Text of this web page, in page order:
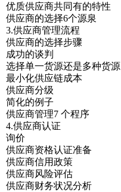
优质供应商共同有的特性
供应商的选择6个源泉
3.供应商管理流程
供应商的选择步骤
成功的谈判
选择单一货源还是多种货源
最小化供应链成本
供应商分级
简化的例子
供应商管理7 个程序
4.供应商认证
询价
供应商资格认证准备
供应商信用政策
供应商风险评估
供应商财务状况分析